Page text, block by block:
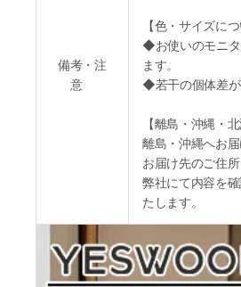
備考・注
意
【色・サイズにつ
◆お使いのモニタ
ます。
◆若干の個体差が
【離島・沖縄・
離島・沖縄へお
お届け先のご住
弊社にて内容を
たします。